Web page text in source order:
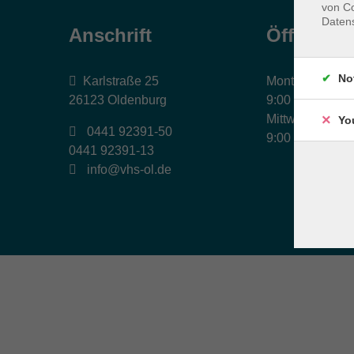
Anschrift
Karlstraße 25
26123 Oldenburg
0441 92391-50
0441 92391-13
info@vhs-ol.de
Montag,
9:00 bis 17:00
Mittwoch und
9:00 bis 12:30
von